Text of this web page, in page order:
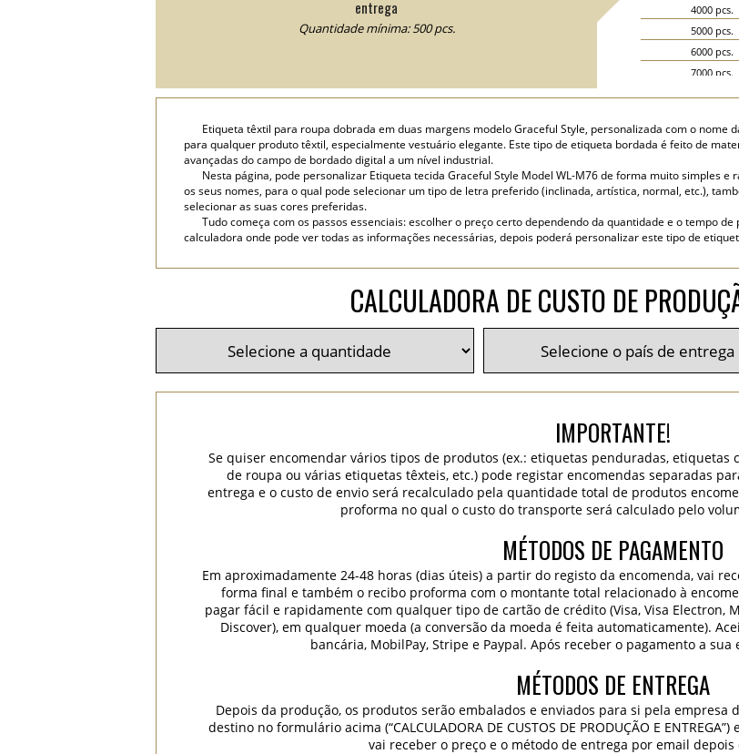
entrega
Quantidade mínima: 500 pcs.
4000 pcs.
5000 pcs.
6000 pcs.
7000 pcs.
10000 pcs.
20000 pcs.
Etiqueta têxtil para roupa dobrada em duas margens modelo Graceful Style, personalizada com o nome
para qualquer produto têxtil, especialmente vestuário elegante. Este tipo de etiqueta bordada é feito de
avançadas do campo de bordado digital a um nível industrial.
Nesta página, pode personalizar Etiqueta tecida Graceful Style Model WL-M76 de forma muito simples
os seus nomes, para o qual pode selecionar um tipo de letra preferido (inclinada, artística, normal, etc.),
selecionar as suas cores preferidas.
Tudo começa com os passos essenciais: escolher o preço certo dependendo da quantidade e o tempo
calculadora onde pode ver todas as informações necessárias, depois poderá personalizar este tipo de
CALCULADORA DE CUSTO DE
IMPORTANTE!
Se quiser encomendar vários tipos de produtos (ex.: etiquetas penduradas, etiquetas
de roupa ou várias etiquetas têxteis, etc.) pode registar encomendas separadas
entrega e o custo de envio será recalculado pela quantidade total de produtos
proforma no qual o custo do transporte será calculado pelo
MÉTODOS DE PAGAMENTO
Em aproximadamente 24-48 horas (dias úteis) a partir do registo da encomenda, vai
forma final e também o recibo proforma com o montante total relacionado à
pagar fácil e rapidamente com qualquer tipo de cartão de crédito (Visa, Visa Electron,
Discover), em qualquer moeda (a conversão da moeda é feita automaticamente).
bancária, MobilPay, Stripe e Paypal. Após receber o pagamento a
MÉTODOS DE ENTREGA
Depois da produção, os produtos serão embalados e enviados para si pela empresa
destino no formulário acima (“CALCULADORA DE CUSTOS DE PRODUÇÃO E
vai receber o preço e o método de entrega por email